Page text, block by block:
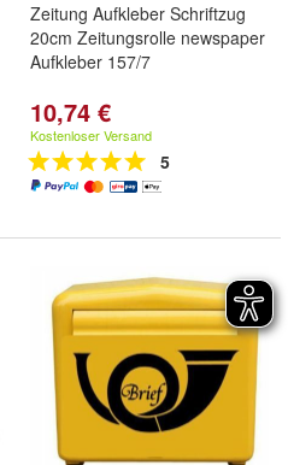
Zeitung Aufkleber Schriftzug
20cm Zeitungsrolle newspaper
Aufkleber 157/7
10,74 €
Kostenloser Versand
5